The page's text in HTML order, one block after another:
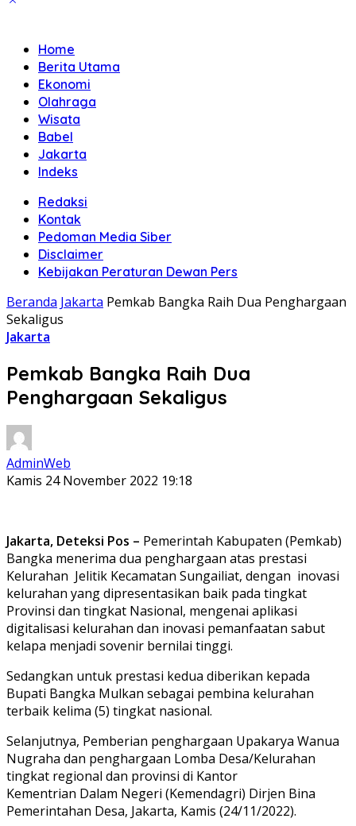
Home
Berita Utama
Ekonomi
Olahraga
Wisata
Babel
Jakarta
Indeks
Redaksi
Kontak
Pedoman Media Siber
Disclaimer
Kebijakan Peraturan Dewan Pers
Beranda Jakarta Pemkab Bangka Raih Dua Penghargaan
Sekaligus
Jakarta
Pemkab Bangka Raih Dua
Penghargaan Sekaligus
AdminWeb
Kamis 24 November 2022 19:18
Jakarta, Deteksi Pos – Pemerintah Kabupaten (Pemkab)
Bangka menerima dua penghargaan atas prestasi
Kelurahan Jelitik Kecamatan Sungailiat, dengan inovasi
kelurahan yang dipresentasikan baik pada tingkat
Provinsi dan tingkat Nasional, mengenai aplikasi
digitalisasi kelurahan dan inovasi pemanfaatan sabut
kelapa menjadi sovenir bernilai tinggi.
Sedangkan untuk prestasi kedua diberikan kepada
Bupati Bangka Mulkan sebagai pembina kelurahan
terbaik kelima (5) tingkat nasional.
Selanjutnya, Pemberian penghargaan Upakarya Wanua
Nugraha dan penghargaan Lomba Desa/Kelurahan
tingkat regional dan provinsi di Kantor
Kementrian Dalam Negeri (Kemendagri) Dirjen Bina
Pemerintahan Desa, Jakarta, Kamis (24/11/2022).